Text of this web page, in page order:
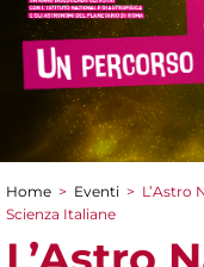
Tu sei qui
Home > Eventi > L’Astro
Scienza Italiane